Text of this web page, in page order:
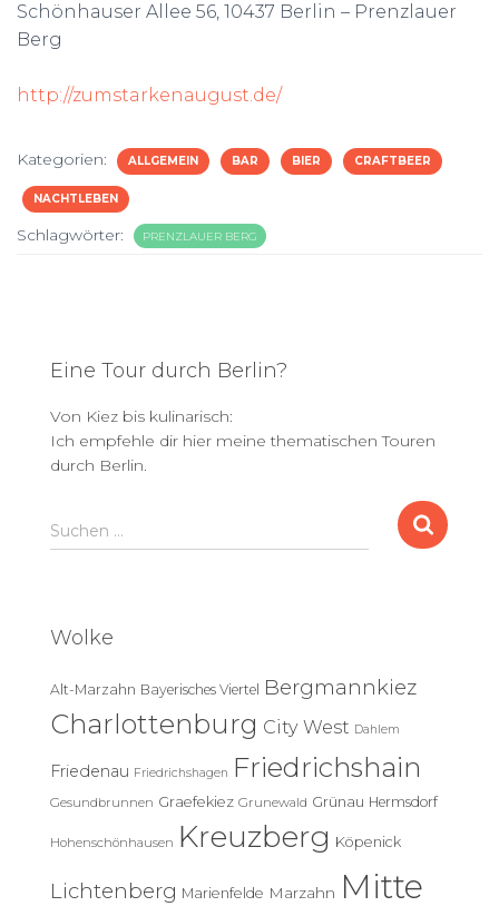
Schönhauser Allee 56, 10437 Berlin – Prenzlauer
Berg
http://zumstarkenaugust.de/
Kategorien: ALLGEMEIN BAR BIER CRAFTBEER
NACHTLEBEN
Schlagwörter: PRENZLAUER BERG
Eine Tour durch Berlin?
Von Kiez bis kulinarisch:
Ich empfehle dir hier meine thematischen Touren
durch Berlin.
S
u
n
a
c
:
Suchen …
Wolke
Alt-Marzahn Bayerisches Viertel Bergmannkiez
Charlottenburg City West Dahlem
Friedenau Friedrichshagen Friedrichshain
Gesundbrunnen Graefekiez Grunewald Grünau Hermsdorf
Hohenschönhausen Kreuzberg Köpenick
Lichtenberg Marienfelde Marzahn Mitte